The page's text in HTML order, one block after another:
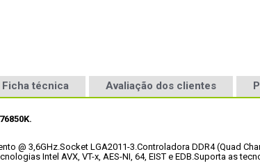
Ficha técnica Avaliação dos clientes
@ 3,6GHz.Socket LGA2011-3.Controladora DDR4 (Quad
Intel AVX, VT-x, AES-NI, 64, EIST e EDB.Suporta as